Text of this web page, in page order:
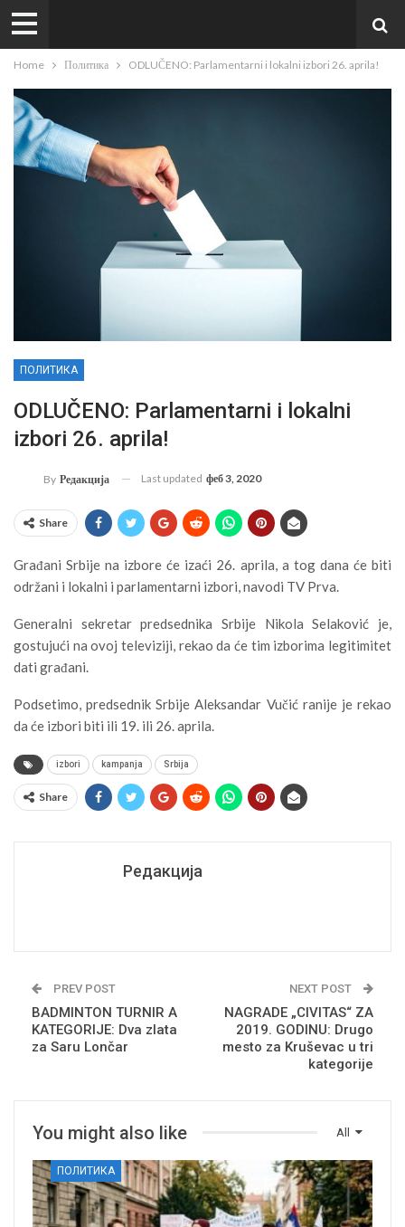
Home Политика ODLUČENO: Parlamentarni i lokalni izbori 26. aprila!
ПОЛИТИКА
ODLUČENO: Parlamentarni i lokalni
izbori 26. aprila!
By Редакција Last updated феб 3, 2020
Share
Građani Srbije na izbore će izaći 26. aprila, a tog dana će biti
održani i lokalni i parlamentarni izbori, navodi TV Prva.
Generalni sekretar predsednika Srbije Nikola Selaković je,
gostujući na ovoj televiziji, rekao da će tim izborima legitimitet
dati građani.
Podsetimo, predsednik Srbije Aleksandar Vučić ranije je rekao
da će izbori biti ili 19. ili 26. aprila.
izbori kampanja Srbija
Share
Редакција
PREV POST
BADMINTON TURNIR A
KATEGORIJE: Dva zlata
za Saru Lončar
NEXT POST
NAGRADE „CIVITAS“ ZA
2019. GODINU: Drugo
mesto za Kruševac u tri
kategorije
All
You might also like
ПОЛИТИКА